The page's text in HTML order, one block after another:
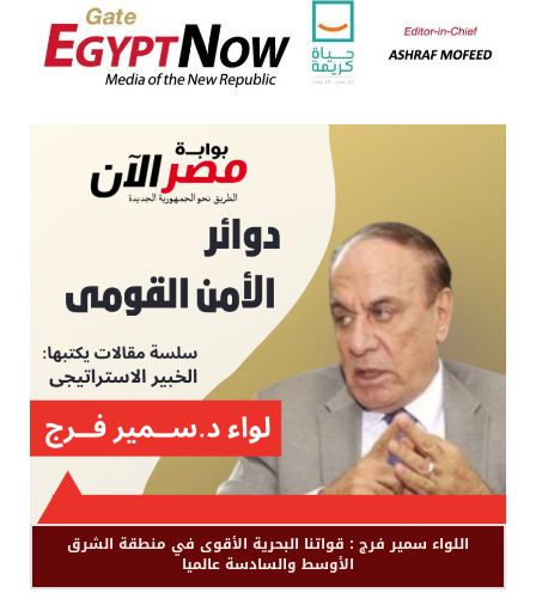
اللواء سمير فرج : قواتنا البحرية الأقوى في منطقة الشرق
الأوسط والسادسة عالميا